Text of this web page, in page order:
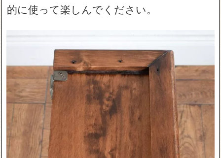
的に使って楽しんでください。